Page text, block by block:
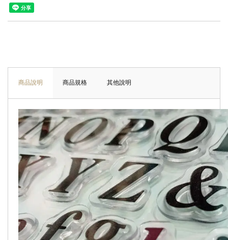
商品說明 商品規格 其他說明